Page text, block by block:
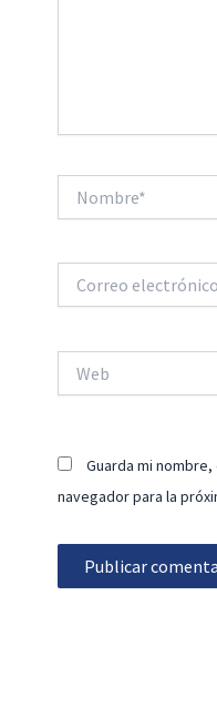
electrónico*
Guarda mi
navegador para la